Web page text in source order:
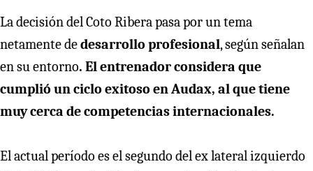
La decisión del Coto Ribera pasa por un tema
netamente dedesarrollo profesional, según señalan
en su entorno. El entrenador considera que
cumplió un ciclo exitoso en Audax, al que tiene
muy cerca de competencias internacionales.
El actual período es el segundo del ex lateral izquierdo